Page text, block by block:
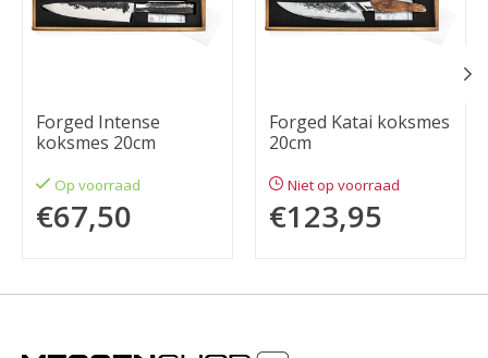
Forged Intense
koksmes 20cm
Op voorraad
€67,50
Forged Katai koksmes
20cm
Niet op voorraad
€123,95